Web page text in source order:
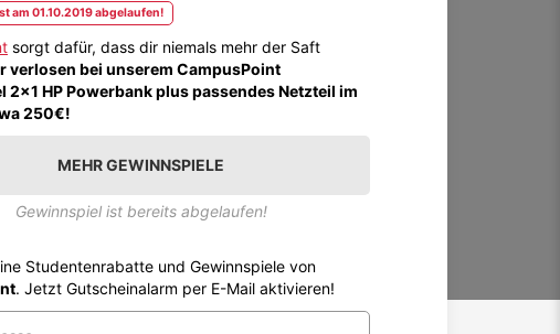
am 01.10.2019 abgelaufen!
sorgt dafür, dass dir niemals mehr der Saft
verlosen bei unserem CampusPoint
2x1 HP Powerbank plus passendes Netzteil im
250€!
MEHR GEWINNSPIELE
Gewinnspiel ist bereits abgelaufen!
Studentenrabatte und Gewinnspiele von
. Jetzt Gutscheinalarm per E-Mail aktivieren!